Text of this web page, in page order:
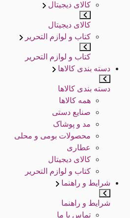
کالای دیجیتال
کالای دیجیتال
کتاب و لوازم التحریر
کتاب و لوازم التحریر
دسته بندی کالاها
دسته بندی کالاها
همه کالاها
صنایع دستی
مد و پوشاک
محصولات بومی و محلی
عطاری
کالای دیجیتال
کتاب و لوازم التحریر
شرایط و راهنما
شرایط و راهنما
تماس با ما